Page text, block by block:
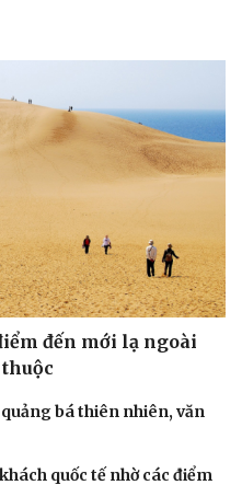
đến mới lạ ngoài
bá thiên nhiên, văn
quốc tế nhờ các điểm